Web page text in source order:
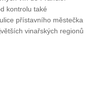
kontrolu také
přístavního městečka
vinařských regionů